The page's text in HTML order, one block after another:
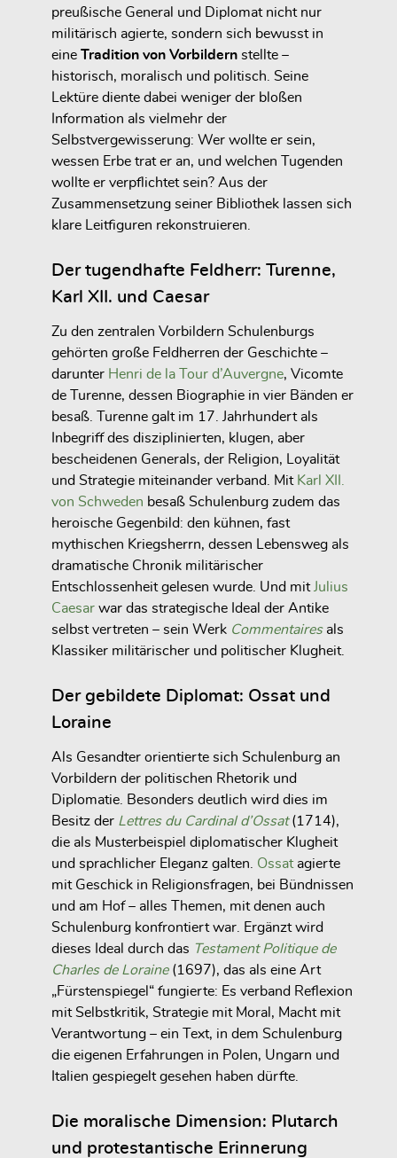
preußische General und Diplomat nicht nur
militärisch agierte, sondern sich bewusst in
eine Tradition von Vorbildern stellte –
historisch, moralisch und politisch. Seine
Lektüre diente dabei weniger der bloßen
Information als vielmehr der
Selbstvergewisserung: Wer wollte er sein,
wessen Erbe trat er an, und welchen Tugenden
wollte er verpflichtet sein? Aus der
Zusammensetzung seiner Bibliothek lassen sich
klare Leitfiguren rekonstruieren.
Der tugendhafte Feldherr: Turenne,
Karl XII. und Caesar
Zu den zentralen Vorbildern Schulenburgs
gehörten große Feldherren der Geschichte –
darunter Henri de la Tour d’Auvergne, Vicomte
de Turenne, dessen Biographie in vier Bänden er
besaß. Turenne galt im 17. Jahrhundert als
Inbegriff des disziplinierten, klugen, aber
bescheidenen Generals, der Religion, Loyalität
und Strategie miteinander verband. Mit Karl XII.
von Schweden besaß Schulenburg zudem das
heroische Gegenbild: den kühnen, fast
mythischen Kriegsherrn, dessen Lebensweg als
dramatische Chronik militärischer
Entschlossenheit gelesen wurde. Und mit Julius
Caesar war das strategische Ideal der Antike
selbst vertreten – sein Werk Commentairesals
Klassiker militärischer und politischer Klugheit.
Der gebildete Diplomat: Ossat und
Loraine
Als Gesandter orientierte sich Schulenburg an
Vorbildern der politischen Rhetorik und
Diplomatie. Besonders deutlich wird dies im
Besitz der Lettres du Cardinal d’Ossat(1714),
die als Musterbeispiel diplomatischer Klugheit
und sprachlicher Eleganz galten. Ossatagierte
mit Geschick in Religionsfragen, bei Bündnissen
und am Hof – alles Themen, mit denen auch
Schulenburg konfrontiert war. Ergänzt wird
dieses Ideal durch das Testament Politique de
Charles de Loraine(1697), das als eine Art
„Fürstenspiegel“ fungierte: Es verband Reflexion
mit Selbstkritik, Strategie mit Moral, Macht mit
Verantwortung – ein Text, in dem Schulenburg
die eigenen Erfahrungen in Polen, Ungarn und
Italien gespiegelt gesehen haben dürfte.
Die moralische Dimension: Plutarch
und protestantische Erinnerung